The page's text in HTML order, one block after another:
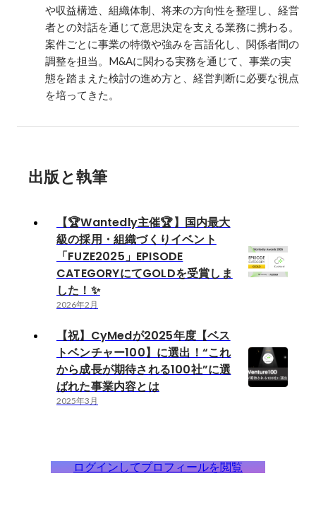
や収益構造、組織体制、将来の方向性を整理し、経営
者との対話を通じて意思決定を支える業務に携わる。
案件ごとに事業の特徴や強みを言語化し、関係者間の
調整を担当。M&Aに関わる実務を通じて、事業の実
態を踏まえた検討の進め方と、経営判断に必要な視点
を培ってきた。
出版と執筆
【🏆Wantedly主催🏆】国内最大
級の採用・組織づくりイベント
「FUZE2025」EPISODE
CATEGORYにてGOLDを受賞しま
した！✨
2026年2月
【祝】CyMedが2025年度【ベス
トベンチャー100】に選出！“これ
から成長が期待される100社”に選
ばれた事業内容とは
2025年3月
ログインしてプロフィールを閲覧